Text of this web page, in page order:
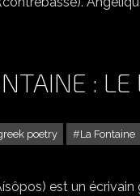
:
poetry La Fontaine
est un